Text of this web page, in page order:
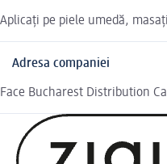
Aplicați pe piele umedă,
Adresa companiei
Face Bucharest Distribution